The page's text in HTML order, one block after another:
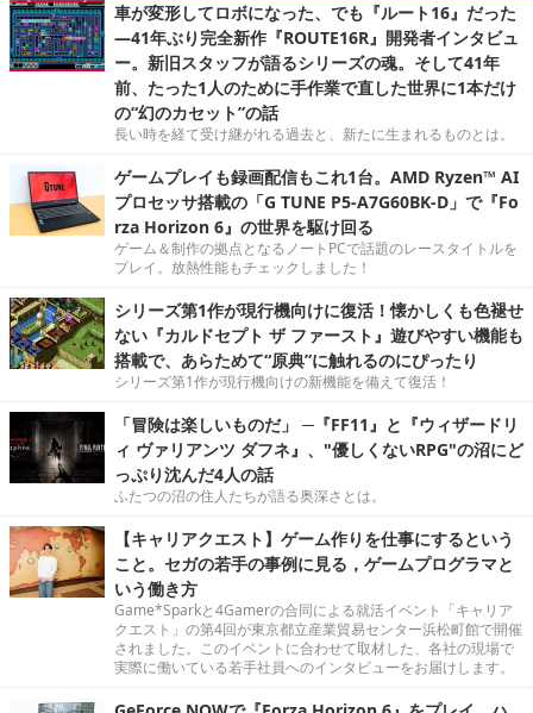
車が変形してロボになった、でも『ルート16』だった
―41年ぶり完全新作『ROUTE16R』開発者インタビュ
ー。新旧スタッフが語るシリーズの魂。そして41年
前、たった1人のために手作業で直した世界に1本だけ
の“幻のカセット”の話
長い時を経て受け継がれる過去と、新たに生まれるものとは。
ゲームプレイも録画配信もこれ1台。AMD Ryzen™ AI
プロセッサ搭載の「G TUNE P5-A7G60BK-D」で『Fo
rza Horizon 6』の世界を駆け回る
ゲーム＆制作の拠点となるノートPCで話題のレースタイトルを
プレイ。放熱性能もチェックしました！
シリーズ第1作が現行機向けに復活！懐かしくも色褪せ
ない『カルドセプト ザ ファースト』遊びやすい機能も
搭載で、あらためて“原典”に触れるのにぴったり
シリーズ第1作が現行機向けの新機能を備えて復活！
「冒険は楽しいものだ」 ─『FF11』と『ウィザードリ
ィ ヴァリアンツ ダフネ』、"優しくないRPG"の沼にど
っぷり沈んだ4人の話
ふたつの沼の住人たちが語る奥深さとは。
【キャリアクエスト】ゲーム作りを仕事にするという
こと。セガの若手の事例に見る，ゲームプログラマと
いう働き方
Game*Sparkと4Gamerの合同による就活イベント「キャリア
クエスト」の第4回が東京都立産業貿易センター浜松町館で開催
されました。このイベントに合わせて取材した、各社の現場で
実際に働いている若手社員へのインタビューをお届けします。